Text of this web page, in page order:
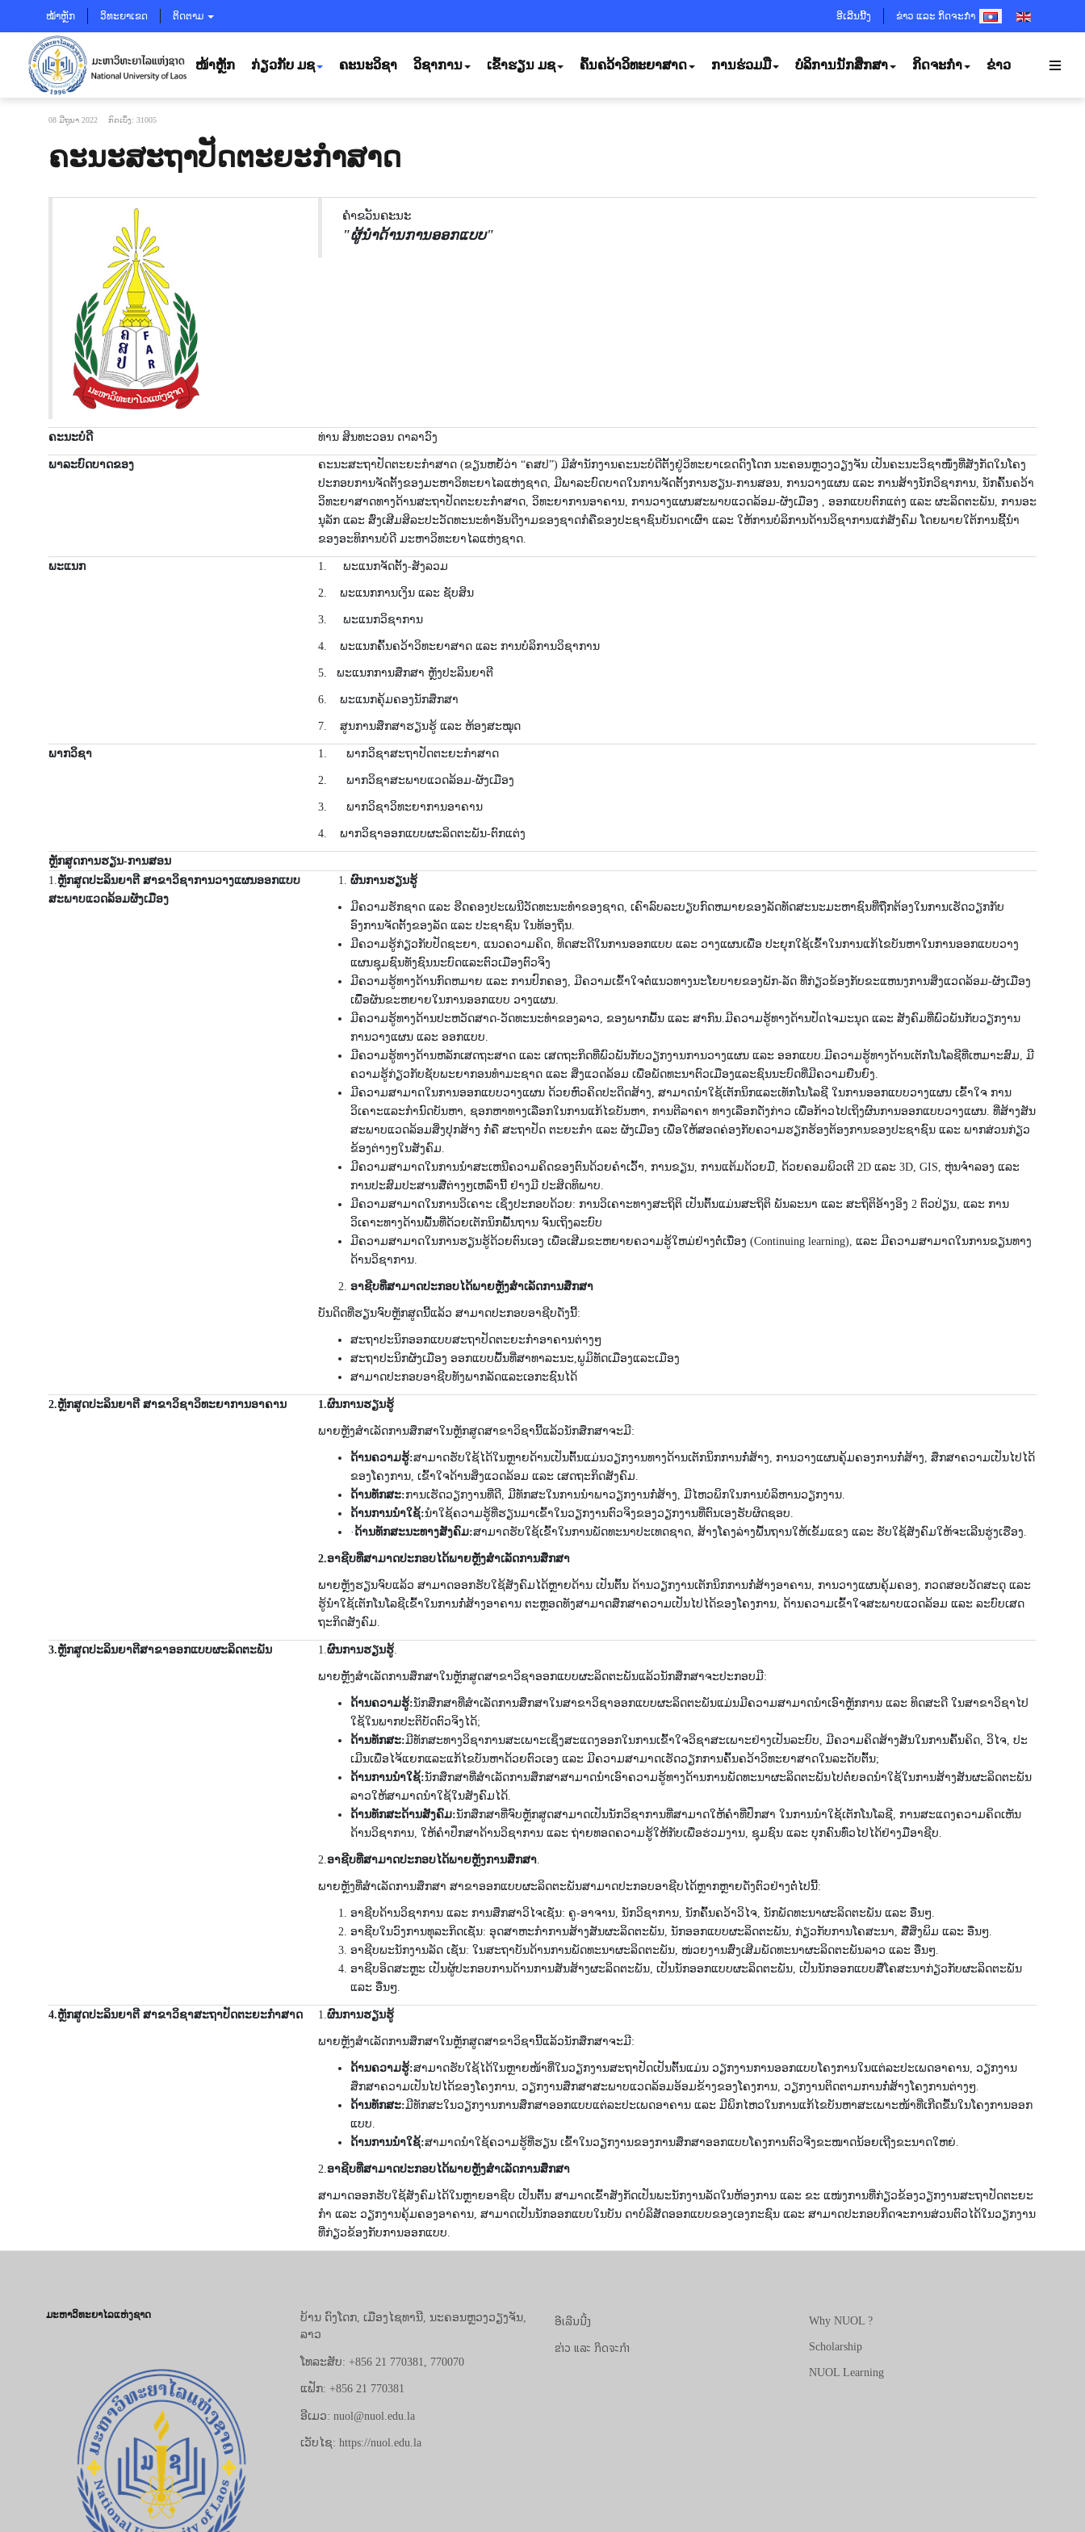
ໝ້າຫຼັກ ວິທະຍາເຂດ ຕິດຕາມ ອີເລີນນີ້ງ ຂ່າວ ແລະ ກິດຈະກຳSELECT YOUR
ໜ້າຫຼັກ ກ່ຽວກັບ ມຊ ຄະນະວິຊາ ວິຊາການ ເຂົ້າຮຽນ ມຊ ຄົ້ນຄວ້າວິທະຍາສາດ ການຮ່ວມມື ບໍລິການນັກສຶກສາ ກິດຈະກຳ ຂ່າວ
08 ມີຖຸນາ 2022 ກົດເບິ່ງ: 31005
ຄະນະສະຖາປັດຕະຍະກຳສາດ
ຄຳຂວັນຄະນະ
"ຜູ້ນຳດ້ານການອອກແບບ"
ຄະນະບໍດີ ທ່ານ ສິນທະວອນ ດາລາວົງ
ພາລະບົດບາດຂອງ
ຄະ​ນະ​​ສະ​ຖາ​ປັດ​ຕະ​ຍະ​ກຳ​ສາດ (ຂຽນ​ຫຍໍ້​ວ່າ “ຄ​ສ​ປ”) ມີ​ສຳ​ນັກ​ງານ​ຄະ​ນະ​ບໍ​ດີ​ຕັ້ງ​ຢູ່​ວິ​ທະ​ຍາ​ເຂດ​ດົງ​ໂດກ ນະ​ຄອນ​ຫຼວງວຽງ​ຈັນ ເປັນ​ຄະ​ນະ​ວິ​ຊາ​ໜຶ່ງທີ່​ສັງ​ກັດ​ໃນ​ໂຄງ​
ປະ​ກອບ​ການ​ຈັດ​ຕັ້ງ​ຂອງ​ມະ​ຫາ​ວິ​ທະ​ຍາ​ໄລ​ແຫ່ງ​ຊາດ, ມີ​ພາ​ລະ​ບົດ​ບາດ​ໃນ​ການ​ຈັດ​ຕັ້ງ​ການ​ຮຽນ-ການ​ສອນ, ການ​ວາງ​ແຜນ ແລະ ການ​ສ້າງ​ນັກ​ວິ​ຊາ​ການ, ນັກຄົ້ນຄວ້າ​
ວິ​ທະ​ຍາ​ສາດ​ທາງ​ດ້ານ​ສະ​ຖາ​ປັດ​ຕະ​ຍະ​ກຳ​ສາດ, ວິ​ທະ​ຍາ​ການ​ອາ​ຄານ, ການ​ວາງ​ແຜນ​ສະ​ພາບ​ແວດ​ລ້ອມ-ຜັງ​ເມືອງ , ອອກ​ແບບ​ຕົກ​ແຕ່ງ ແລະ ຜະ​ລິດ​ຕະ​ພັນ, ການ​ອະ​
ນຸ​ລັກ ແລະ ສົ່ງ​ເສີມສິລະປະ​ວັດ​ທະ​ນະ​ທຳ​ອັນ​ດີ​ງາມ​ຂອງ​ຊາດ​ກໍ​ຄື​ຂອງ​ປະ​ຊາ​ຊົນ​ບັນ​ດາ​ເຜົ່າ ແລະ ໃຫ້​ການ​ບໍ​ລິ​ການ​ດ້ານ​ວິ​ຊາ​ການ​ແກ່​ສັງ​ຄົມ ໂດຍ​ພາຍ​ໃຕ້​ການ​ຊີ້​ນຳ​
ຂອງ​​ອະ​ທິ​ການ​ບໍ​ດີ ​ມະ​ຫາ​ວິ​ທະ​ຍາ​ໄລ​ແຫ່ງ​ຊາດ.
ພະແນກ 1. ພະ​ແນກ​ຈັດ​ຕັ້ງ-ສັງ​ລວມ
2. ພະ​ແນກ​ການ​ເງິນ ແລະ ຊັບ​ສິນ
3. ພະ​ແນກວິ​ຊາ​ການ
4. ພະ​ແນກ​ຄົ້ນ​ຄວ້າ​ວິ​ທະ​ຍາ​ສາດ ແລະ ການບໍລິການວິຊາການ
5. ພະ​ແນກການ​ສຶກ​ສາ ຫຼັງ​ປະ​ລິນ​ຍາ​ຕີ
6. ພະ​ແນກ​ຄຸ້ມ​ຄອງ​ນັກ​ສຶກ​ສາ
7. ສູນການສຶກສາຮຽນຮູ້ ແລະ ຫ້ອງສະໝຸດ
ພາກວິຊາ 1. ພາກວິ​ຊາ​ສະ​ຖາ​ປັດ​ຕະ​ຍະ​ກຳ​ສາດ
2. ພາກວິ​ຊາ​ສະ​ພາບ​ແວດ​ລ້ອມ-ຜັງ​ເມືອງ
3. ພາກວິ​ຊາ​ວິ​ທະ​ຍາ​ການ​ອາ​ຄານ
4. ພາກວິ​ຊາ​ອອກ​ແບບ​ຜະ​ລິດ​ຕະ​ພັນ-ຕົກ​ແຕ່ງ
ຫຼັກສູດການຮຽນ-ການສອນ
1.ຫຼັກສູດປະລິນຍາຕີ ສາຂາວິຊາການວາງແຜນອອກແບບ
ສະພາບແວດລ້ອມຜັງເມືອງ
ຜົນການ​ຮຽນ​ຮູ້
ມີຄວາມຮັກຊາດ ແລະ ຮີດຄອງປະເພນີວັດທະນະທຳຂອງຊາດ, ​ເຄົາ​ລົບ​ລະບຽບ​ກົດຫມາຍ​ຂອງ​ລັດທັດສະນະມະຫາຊົນທີ່ຖືກຕ້ອງໃນການເຮັດວຽກກັບ
ອົງການ​ຈັດຕັ້ງຂອງ​ລັດ ​ແລະ ປະຊາຊົນ ໃນທ້ອງຖິ່ນ.
ມີຄວາມຮູ້ກ່ຽວກັບປັດຊະຍາ, ແນວຄວາມຄິດ, ທິດສະດີໃນການອອກແບບ ແລະ ວາງແຜນເພື່ອ ປະຍຸກໃຊ້ເຂົ້າໃນການແກ້ໄຂບັນຫາໃນການອອກແບບວາງ
ແຜນຊຸມຊົນທັງຊົນນະບົດແລະຕົວເມືອງຕົວຈິງ
ມີຄວາມຮູ້ທາງດ້ານກົດຫມາຍ ແລະ ການປົກຄອງ, ມີຄວາມເຂົ້າໃຈຕໍ່ແນວທາງນະໂຍບາຍຂອງພັກ-ລັດ ທີ່ກ່ຽວຂ້ອງກັບຂະແຫນງການສິ່ງແວດລ້ອມ-ຜັງເມືອງ
ເພື່ືອຜັນຂະຫຍາຍໃນການອອກແບບ ວາງແຜນ.
ມີຄວາມຮູ້ທາງດ້ານປະຫວັດສາດ-ວັດທະນະທຳຂອງລາວ, ຂອງພາກພື້ນ ແລະ ສາກົນ.ມີຄວາມຮູ້ທາງດ້ານປັດໄຈມະນຸດ ແລະ ສັງຄົມທີ່ພົວພັນກັບວຽກງານ
ການວາງແຜນ ແລະ ອອກແບບ.
ມີຄວາມຮູ້ທາງດ້ານຫລັກເສດຖະສາດ ແລະ ເສດຖະກິດທີ່ພົວພັນກັບວຽກງານການວາງແຜນ ແລະ ອອກແບບ.ມີຄວາມຮູ້ທາງດ້ານເຕັກໂນໂລຊີທີ່ເຫມາະສົມ, ມີ
ຄວາມຮູ້ກ່ຽວກັບຊັບພະຍາກອນທຳມະຊາດ ແລະ ສິ່ງແວດລ້ອມ ເພື່ອພັດທະນາຕົວເມືອງແລະຊົນນະບົດທີ່ມີຄວາມຍືນຍົງ.
ມີຄວາມສາມາດໃນການອອກແບບວາງແຜນ ດ້ວຍ​ຫົວຄິດ​ປະດິດ​ສ້າງ, ສາມາດນຳໃຊ້ເຕັກນິກ​ແລະ​ເທັກ​ໂນ​ໂລ​ຊີ ​ໃນການອອກແບບວາງແຜນ ເຂົ້າໃຈ ການ
ວິເຄາະແລະກຳນົດບັນຫາ, ຊອກຫາທາງເລືອກໃນການແກ້ໄຂບັນຫາ, ການຕີລາຄາ ທາງເລືອກດັ່ງກ່າວ ເພື່ອກ້າວໄປເຖິງຜົນການອອກແບບວາງແຜນ. ທີ່ສ້າງສັນ
ສະພາບແວດລ້ອມສິ່ງປຸກສ້າງ ກໍ່ຄື ສະຖາປັດ ຕະຍະກຳ ແລະ ຜັງເມືອງ ເພື່ອໃຫ້ສອດຄ່ອງກັບຄວາມຮຽກຮ້ອງຕ້ອງການຂອງປະຊາຊົນ ແລະ ພາກສ່ວນກ່ຽວ
ຂ້ອງຕ່າງໆໃນສັງຄົມ.
ມີຄວາມສາມາດໃນການນຳສະເຫນີຄວາມຄິດຂອງຕົນດ້ວຍຄຳເວົ້າ, ການຂຽນ, ການແຕ້ມດ້ວຍມື, ດ້ວຍຄອມພິວເຕີ 2D ແລະ 3D, GIS, ຫຸ່ນຈຳລອງ ແລະ
ການປະສົມປະສານສື່ຕ່າງໆເຫລົ່ານີ້ ຢ່າງມີ ປະສິດທິພາບ.
ມີຄວາມສາມາດໃນການວິເຄາະ ເຊິ່ງປະກອບດ້ວຍ: ການວິເຄາະທາງສະຖິຕິ ເປັນຕົ້ນແມ່ນສະຖິຕິ ພັນລະນາ ແລະ ສະຖິຕິອ້າງອິງ 2 ຕົວປ່ຽນ, ແລະ ການ
ວິເຄາະທາງດ້ານພື້ນທີ່ດ້ວຍເຕັກນິກພື້ນຖານ ຈົນເຖິງລະບົບ
ມີຄວາມສາມາດໃນການຮຽນຮູ້ດ້ວຍຕົນເອງ ເພື່ອເສີມຂະຫຍາຍຄວາມຮູ້ໃຫມ່ຢ່າງຕໍ່ເນື່ອງ (Continuing learning), ແລະ ມີຄວາມສາມາດໃນການຂຽນທາງ
ດ້ານວິຊາການ.
ອາຊີບ​ທີ່​ສາມາດ​ປະກອບ​ໄດ້​ພາຍຫຼັງ​ສຳ​ເລັດ​ການ​ສຶກສາ
ບັນດິດ​ທີ່​ຮຽນ​ຈົບຫຼັກສູດ​ນີ້​ແລ້ວ ສາມາດ​ປະກອບ​ອາຊີບດັ່ງ​ນີ້:
ສະຖາປະນິກ​ອອກ​ແບບສະຖາປັດຕະຍະກຳ​ອາ​ຄານ​ຕ່າງໆ
ສະຖາປະ​ນິກຜັງ​ເມືອງ ອອກ​ແບບ​ພື້ນ​ທີ່​ສາທາລະນະ​,ພູມິ​ທັດ​ເມືອງ​ແລະ​ເມືອງ
ສາມາດ​ປະກອບ​ອາຊີບ​ທັງ​ພາກ​ລັດ​ແລະ​ເອກະ​ຊົນ​ໄດ້
2.ຫຼັກສູດປະລິນຍາຕີ ສາ​ຂາວິ​ຊາ​ວິທະຍາການອາຄານ 1.ຜົນ​ການ​ຮຽນ​ຮູ້
ພາຍຫຼັງ​ສຳ​ເລັດ​ການ​ສຶກ​ສາ​ໃນຫຼັກ​ສູດ​ສາ​ຂາ​ວິ​ຊານີ້​ແລ້ວ​ນັກ​ສຶກ​ສາ​ຈະ​ມີ:
ດ້ານ​ຄວາມ​ຮູ້:ສາ​ມາດ​ຮັບ​ໃຊ້​ໄດ້​ໃນຫຼາຍ​ດ້ານ​ເປັນ​ຕົ້ນ​ແມ່ນ​ວຽກ​ງານ​ທາງ​ດ້ານ​ເຕັກ​ນິກ​ການກໍ່​ສ້າງ, ການ​ວາງ​ແຜນ​ຄຸ້ມ​ຄອງ​ການກໍ່​ສ້າງ, ສຶກ​ສາ​ຄວາມ​ເປັນ​ໄປ​ໄດ້​
ຂອງ​ໂຄງ​ການ, ເຂົ້າ​ໃຈ​ດ້ານ​ສິ່ງ​ແວດ​ລ້ອມ ແລະ ເສດ​ຖະ​ກິດ​ສັງ​ຄົມ.
ດ້ານ​ທັກ​ສະ​:ການ​ເຮັດ​ວຽກ​ງານ​ທີ່​ດີ, ມີ​ທັກ​ສະ​ໃນ​ການ​ນຳ​ພາ​ວຽກ​ງານກໍ່​ສ້າງ, ມີ​ໄຫວ​ພິກ​ໃນ​ການ​ບໍ​ລິ​ຫານ​ວຽກ​ງານ.
ດ້ານ​ການ​ນຳ​ໃຊ້:ນຳ​ໃຊ້​ຄວາ​ມ​ຮູ້​ທີ່​ຮຽນ​ມາ​ເຂົ້າ​ໃນ​ວຽກ​ງານ​ຕົວ​ຈິງ​ຂອງວຽກ​ງານ​ທີ່​ຕົນ​ເອງ​ຮັບ​ຜິ​ດ​ຊອບ.
· ດ້ານ​ທັກ​ສະ​ນະ​ທາງ​ສັງ​ຄົມ:ສາ​ມາດ​ຮັບ​ໃຊ້​ເຂົ້າ​ໃນ​ການ​ພັດ​ທະ​ນາ​ປະ​ເທ​ດ​ຊາດ, ສ້າງ​ໂຄງ​ລ່າ​ງ​ພື້ນ​ຖານ​ໃຫ້​ເຂັ້ມ​ແຂງ ແລະ ຮັບ​ໃຊ້​ສັງ​ຄົມ​ໃຫ້​ຈະ​ເລີນ​ຮູ່ງ​ເຮືອງ.
2.ອາ​ຊີບ​ທີ່​ສາ​ມາດ​ປະ​ກອບ​ໄດ້​ພາຍຫຼັງ​ສຳ​ເລັດ​ການ​ສຶກ​ສາ
ພາຍຫຼັງ​ຮຽນ​ຈົບ​ແລ້ວ ສາ​ມາດອ​ອກ​ຮັບ​ໃຊ້​ສັງ​ຄົມ​ໄດ້ຫຼາຍ​ດ້ານ ເປັນ​ຕົ້ນ​ ດ້ານ​ວຽກ​ງານ​ເຕັກ​ນິກການກໍ່​ສ້າງ​ອາ​ຄານ, ການ​ວາງ​ແຜນ​ຄຸ້ມ​ຄອງ, ກວດ​ສອບ​ວັດ​ສະ​ດຸ ແລະ
ຮູ້​ນຳ​ໃຊ້​ເຕັ​ກ​ໂນ​ໂລ​ຊີ​ເຂົ້​າ​ໃນ​ການກໍ່​ສ້າງ​ອາ​ຄານ ຕະຫຼອດ​ທັງ​ສາ​ມາດ​ສຶກ​ສາ​ຄວາມ​ເປັນ​ໄປ​ໄດ້​ຂອງ​ໂຄງ​ການ, ດ້ານ​ຄວາ​ມ​ເຂົ້າ​ໃຈ​ສະ​ພາບ​ແວດ​ລ້ອມ ແລະ ລະ​ບົບ​ເສດ​
ຖະ​ກິດ​ສັງ​ຄົມ.
3.ຫຼັກສູດປະລິນຍາຕີສາຂາອອກແບບຜະລິດຕະພັນ 1.ຜົນການຮຽນຮູ້.
ພາຍຫຼັັງສໍາເລັດການສຶກສາໃນຫຼັກສູດສາຂາວິຊາອອກແບບຜະລິດຕະພັນແລ້ວນັກສຶກສາຈະປະກອບມີ:
ດ້ານຄວາມຮູ້:ນັກສຶກສາທີ່ສໍາເລັດການສຶກສາໃນສາຂາວິຊາອອກແບບຜະລິດຕະພັນແມ່ນມີຄວາມສາມາດນໍາເອົາຫຼັກການ ແລະ ທິດສະດີ ໃນສາຂາວິຊາໄປ
ໃຊ້ໃນພາກປະຕິບັດຕົວຈິງໄດ້;
ດ້ານທັກສະ:ມີທັກສະທາງວິຊາການສະເພາະເຊິ່ງສະແດງອອກໃນການເຂົ້າໃຈວິຊາສະເພາະຢ່າງເປັນລະບົບ, ມີຄວາມຄິດສ້າງສັນໃນການຄົ້ນຄິດ, ວິໄຈ, ປະ
ເມີນເພື່ອໄຈ້ແຍກແລະແກ້ໄຂບັນຫາດ້ວຍຕົວເອງ ແລະ ມີຄວາມສາມາດເຮັດວຽກການຄົ້ນຄວ້າວິທະຍາສາດໃນລະດັບຕົ້ນ;
ດ້ານການນໍາໃຊ້:ນັກສຶກສາທີ່ສໍາເລັດການສຶກສາສາມາດນໍາເອົາຄວາມຮູ້ທາງດ້ານການພັດທະນາຜະລິດຕະພັນໄປຕໍ່ຍອດນໍາໃຊ້ໃນການສ້າງສັນຜະລິດຕະພັນ
ລາວໃຫ້ສາມາດນໍາໃຊ້ໃນສັງຄົມໄດ້.
ດ້ານທັກສະດ້ານສັງຄົມ:ນັກສຶກສາທີ່ຈົບຫຼັກສູດສາມາດເປັນນັກວິຊາການທີ່ສາມາດໃຫ້ຄໍາທີ່ປຶກສາ ໃນການນໍາໃຊ້ເຕັກໂນໂລຊີ, ການສະແດງຄວາມຄິດເຫັນ
ດ້ານວິຊາການ, ໃຫ້ຄໍາປຶກສາດ້ານວິຊາການ ແລະ ຖ່າຍທອດຄວາມຮູ້ໃຫ້ກັບເພື່ອຮ່ວມງານ, ຊຸມຊົນ ແລະ ບຸກຄົນທົ່ວໄປໄດ້ຢ່າງມືອາຊີບ.
2.ອາຊີບທີ່ສາມາດປະກອບໄດ້ພາຍຫຼັງການສຶກສາ.
ພາຍຫຼັງທີ່ສໍາເລັດການສຶກສາ ສາຂາອອກແບບຜະລິດຕະພັນສາມາດປະກອບອາຊີບໄດ້ຫຼາກຫຼາຍດັ່ງຕົວຢ່າງຕໍ່ໄປນີ້:
ອາຊີບດ້ານວິຊາການ ແລະ ການສຶກສາວິໄຈເຊັ່ນ: ຄູ-ອາຈານ, ນັກວິຊາການ, ນັກຄົ້ນຄວ້າວິໄຈ, ນັກພັດທະນາຜະລິດຕະພັນ ແລະ ອື່ນໆ.
ອາຊີບໃນວົງການທຸລະກິດເຊັ່ນ: ອຸດສາຫະກໍາການສ້າງສັນຜະລິດຕະພັນ, ນັກອອກແບບຜະລິດຕະພັນ, ກ່ຽວກັບການໂຄສະນາ, ສື່ສິ່ງພິມ ແລະ ອື່ນໆ.
ອາຊີບພະນັກງານລັດ ເຊັ່ນ: ໃນສະຖາບັນດ້ານການພັດທະນາຜະລິດຕະພັນ, ໜ່ວຍງານສົ່ງເສີມພັດທະນາຜະລິດຕະພັນລາວ ແລະ ອື່ນໆ.
ອາຊີບອິດສະຫຼະ ເປັນຜູ້ປະກອບການດ້ານການສັນສ້າງຜະລິດຕະພັນ, ເປັນນັກອອກແບບຜະລິດຕະພັນ, ເປັນນັກອອກແບບສື່ໂຄສະນາກ່ຽວກັບຜະລິດຕະພັນ
ແລະ ອື່ນໆ.
4.ຫຼັກສູດປະລິນຍາຕີ ສາຂາວິຊາສະຖາປັດຕະຍະກຳສາດ 1.ຜົນການຮຽນຮູ້
ພາຍຫຼັງສຳເລັດການສຶກສາໃນຫຼັກສູດສາຂາວິຊານີ້ແລ້ວນັກສຶກສາຈະມີ:
ດ້ານຄວາມຮູ້:ສາມາດຮັບໃຊ້ໄດ້ໃນຫຼາຍໜ້າທີ່ໃນວຽກງານສະຖາປັດເປັນຕົ້ນແມ່ນ ວຽກງານການອອກແບບໂຄງການໃນແຕ່ລະປະເພດອາຄານ, ວຽກງານ
ສຶກສາຄວາມເປັນໄປໄດ້ຂອງໂຄງການ, ວຽກງານສຶກສາສະພາບແວດລ້ອມອ້ອມຂ້າງຂອງໂຄງການ, ວຽກງານຕິດຕາມການກໍ່ສ້າງໂຄງການຕ່າງໆ.
ດ້ານທັກສະ:ມີທັກສະໃນວຽກງານການສຶກສາອອກແບບແຕ່ລະປະເພດອາຄານ ແລະ ມີພິກໄຫວໃນການແກ້ໄຂບັນຫາສະເພາະໜ້າທີ່ເກີດຂື້ນໃນໂຄງການອອກ
ແບບ.
ດ້ານການນຳໃຊ້:ສາມາດນຳໃຊ້ຄວາມຮູ້ທີ່ຮຽນ ເຂົ້າໃນວຽກງານຂອງການສຶກສາອອກແບບໂຄງການຕົວຈີງຂະໜາດນ້ອຍເຖີງຂະນາດໃຫຍ່.
2.ອາຊີບທີ່ສາມາດປະກອບໄດ້ພາຍຫຼັງສໍາເລັດການສຶກສາ
ສາມາດອອກຮັບໃຊ້ສັງຄົມໄດ້ໃນຫຼາຍອາຊີບ ເປັນຕົ້ນ ສາມາດເຂົ້າສັງກັດເປັນພະນັກງານລັດໃນຫ້ອງການ ແລະ ຂະ ແໜ່ງການທີ່ກ່ຽວຂ້ອງວຽກງານສະຖາປັດຕະຍະ
ກໍາ ແລະ ວຽກງານຄຸ້ມຄອງອາຄານ, ສາມາດເປັນນັກອອກແບບໃນບັນ ດາບໍລິສັດອອກແບບຂອງເອງກະຊົນ ແລະ ສາມາດປະກອບກິດຈະການສ່ວນຕົວໄດ້ໃນວຽກງານ
ທີ່ກ່ຽວຂ້ອງກັບການອອກແບບ.
ມະຫາວິທະຍາໄລແຫ່ງຊາດ
ບ້ານ ດົງໂດກ, ເມືອງໄຊທານີ, ນະຄອນຫຼວງວຽງຈັນ,
ລາວ
ໂທລະສັບ: +856 21 770381, 770070
ແຟັກ: +856 21 770381
ອີເມວ: nuol@nuol.edu.la
ເວັບໄຊ: https://nuol.edu.la
ອີເລີນນີ້ງ
ຂ່າວ ແລະ ກິດຈະກຳ
Why NUOL ?
Scholarship
NUOL Learning